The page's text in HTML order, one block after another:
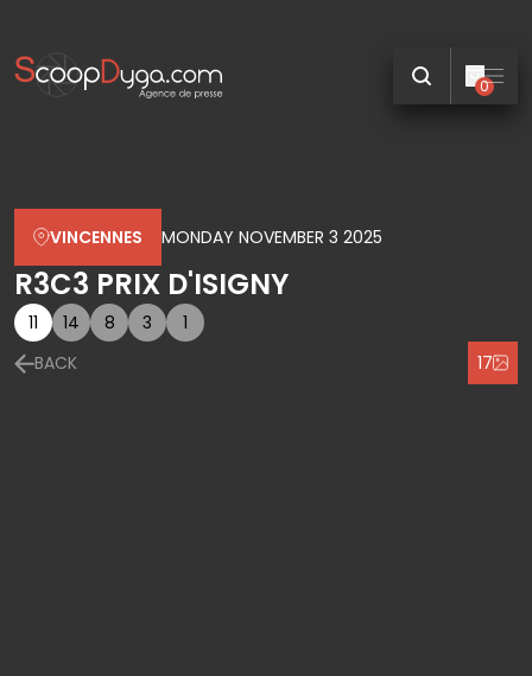
0
VINCENNES MONDAY NOVEMBER 3 2025
R3C3 PRIX D'ISIGNY
11 14 8 3
1
BACK
17